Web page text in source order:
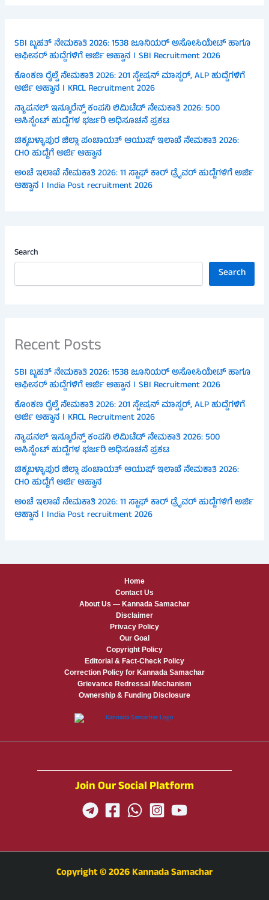
SBI ಬೃಹತ್ ನೇಮಕಾತಿ 2026: 1538 ಜೂನಿಯರ್ ಅಸೋಸಿಯೇಟ್ ಹಾಗೂ
ಆಫೀಸರ್ ಹುದ್ದೆಗಳಿಗೆ ಅರ್ಜಿ ಅಹ್ವಾನ । SBI Recruitment 2026
ಕೊಂಕಣ ರೈಲ್ವೆ ನೇಮಕಾತಿ 2026: 201 ಸ್ಟೇಷನ್ ಮಾಸ್ಟರ್, ALP ಹುದ್ದೆಗಳಿಗೆ
ಅರ್ಜಿ ಅಹ್ವಾನ । KRCL Recruitment 2026
ನ್ಯಾಷನಲ್ ಇನ್ಶೂರೆನ್ಸ್ ಕಂಪನಿ ಲಿಮಿಟೆಡ್ ನೇಮಕಾತಿ 2026: 500
ಅಸಿಸ್ಟೆಂಟ್ ಹುದ್ದೆಗಳ ಭರ್ಜರಿ ಅಧಿಸೂಚನೆ ಪ್ರಕಟ
ಚಿಕ್ಕಬಳ್ಳಾಪುರ ಜಿಲ್ಲಾ ಪಂಚಾಯತ್ ಆಯುಷ್ ಇಲಾಖೆ ನೇಮಕಾತಿ 2026:
CHO ಹುದ್ದೆಗೆ ಅರ್ಜಿ ಆಹ್ವಾನ
ಅಂಚೆ ಇಲಾಖೆ ನೇಮಕಾತಿ 2026: 11 ಸ್ಟಾಫ್ ಕಾರ್ ಡ್ರೈವರ್ ಹುದ್ದೆಗಳಿಗೆ ಅರ್ಜಿ
ಆಹ್ವಾನ । India Post recruitment 2026
Search
Search
Recent Posts
SBI ಬೃಹತ್ ನೇಮಕಾತಿ 2026: 1538 ಜೂನಿಯರ್ ಅಸೋಸಿಯೇಟ್ ಹಾಗೂ
ಆಫೀಸರ್ ಹುದ್ದೆಗಳಿಗೆ ಅರ್ಜಿ ಅಹ್ವಾನ । SBI Recruitment 2026
ಕೊಂಕಣ ರೈಲ್ವೆ ನೇಮಕಾತಿ 2026: 201 ಸ್ಟೇಷನ್ ಮಾಸ್ಟರ್, ALP ಹುದ್ದೆಗಳಿಗೆ
ಅರ್ಜಿ ಅಹ್ವಾನ । KRCL Recruitment 2026
ನ್ಯಾಷನಲ್ ಇನ್ಶೂರೆನ್ಸ್ ಕಂಪನಿ ಲಿಮಿಟೆಡ್ ನೇಮಕಾತಿ 2026: 500
ಅಸಿಸ್ಟೆಂಟ್ ಹುದ್ದೆಗಳ ಭರ್ಜರಿ ಅಧಿಸೂಚನೆ ಪ್ರಕಟ
ಚಿಕ್ಕಬಳ್ಳಾಪುರ ಜಿಲ್ಲಾ ಪಂಚಾಯತ್ ಆಯುಷ್ ಇಲಾಖೆ ನೇಮಕಾತಿ 2026:
CHO ಹುದ್ದೆಗೆ ಅರ್ಜಿ ಆಹ್ವಾನ
ಅಂಚೆ ಇಲಾಖೆ ನೇಮಕಾತಿ 2026: 11 ಸ್ಟಾಫ್ ಕಾರ್ ಡ್ರೈವರ್ ಹುದ್ದೆಗಳಿಗೆ ಅರ್ಜಿ
ಆಹ್ವಾನ । India Post recruitment 2026
Home
Contact Us
About Us — Kannada Samachar
Disclaimer
Privacy Policy
Our Goal
Copyright Policy
Editorial & Fact-Check Policy
Correction Policy for Kannada Samachar
Grievance Redressal Mechanism
Ownership & Funding Disclosure
Join Our Social Platform
Copyright © 2026 Kannada Samachar